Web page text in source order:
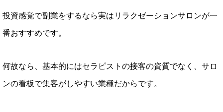
投資感覚で副業をするなら実はリラクゼーションサロンが一
番おすすめです。
何故なら、基本的にはセラピストの接客の資質でなく、サロ
ンの看板で集客がしやすい業種だからです。